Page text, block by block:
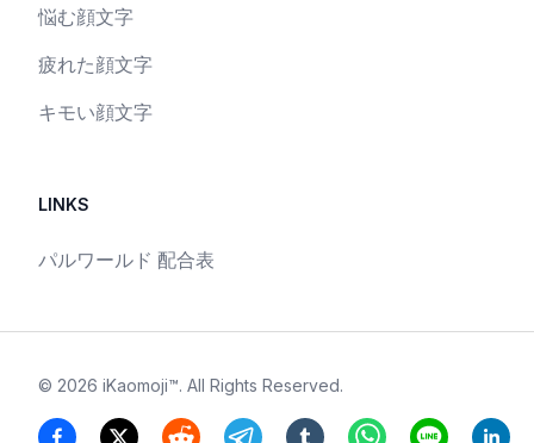
悩む顔文字
疲れた顔文字
キモい顔文字
LINKS
パルワールド 配合表
© 2026 iKaomoji™. All Rights Reserved.